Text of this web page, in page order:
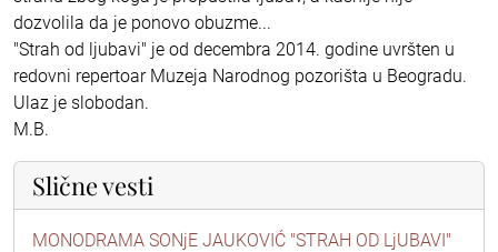
dozvolila da je ponovo obuzme...
"Strah od ljubavi" je od decembra 2014. godine uvršten u
redovni repertoar Muzeja Narodnog pozorišta u Beogradu.
Ulaz je slobodan.
M.B.
Slične vesti
MONODRAMA SONjE JAUKOVIĆ "STRAH OD LjUBAVI"